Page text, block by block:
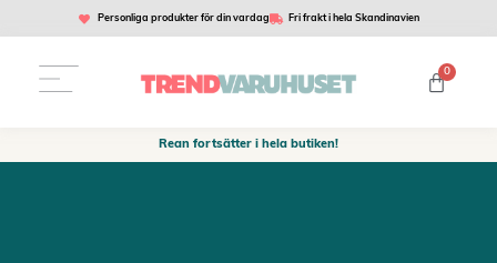
Personliga produkter för din vardag Fri frakt i hela Skandinavien
0
Rean fortsätter i hela butiken!